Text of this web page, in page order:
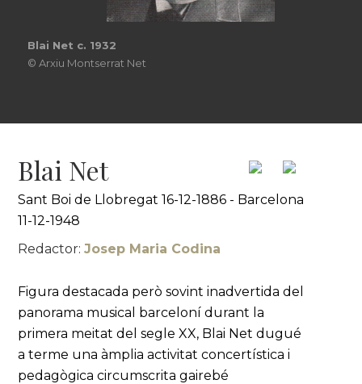
Blai Net c. 1932
© Arxiu Montserrat Net
Blai Net
Sant Boi de Llobregat 16-12-1886 - Barcelona
11-12-1948
Redactor:Josep Maria Codina
Figura destacada però sovint inadvertida del
panorama musical barceloní durant la
primera meitat del segle XX, Blai Net dugué
a terme una àmplia activitat concertística i
pedagògica circumscrita gairebé